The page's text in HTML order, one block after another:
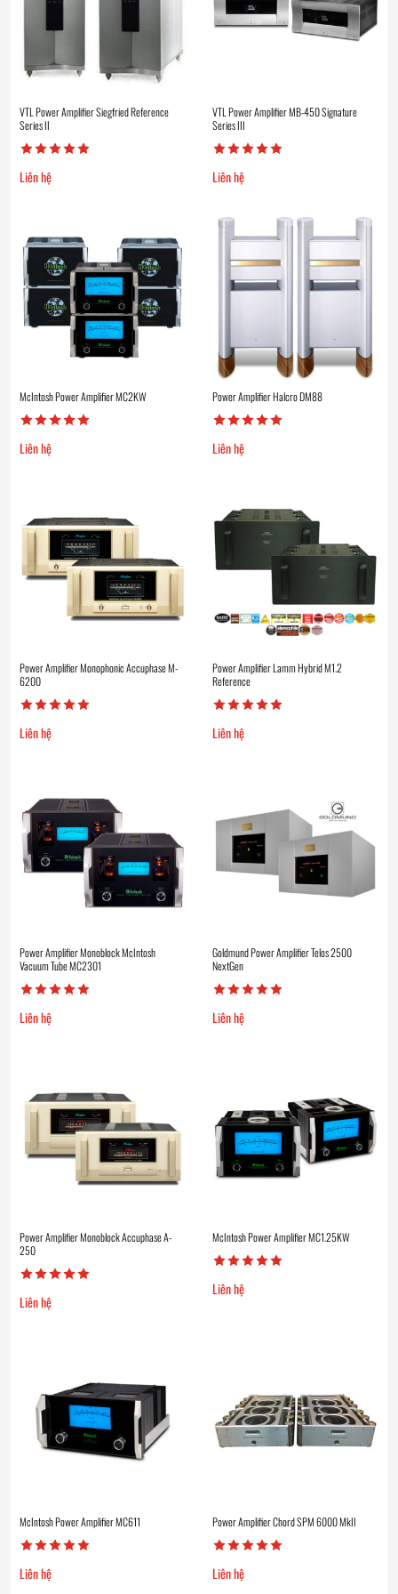
VTL Power Amplifier Siegfried Reference
Series II
Liên hệ
VTL Power Amplifier MB-450 Signature
Series III
Liên hệ
McIntosh Power Amplifier MC2KW
Liên hệ
Power Amplifier Halcro DM88
Liên hệ
Power Amplifier Monophonic Accuphase M-
6200
Liên hệ
Power Amplifier Lamm Hybrid M1.2
Reference
Liên hệ
Power Amplifier Monoblock McIntosh
Vacuum Tube MC2301
Liên hệ
Goldmund Power Amplifier Telos 2500
NextGen
Liên hệ
Power Amplifier Monoblock Accuphase A-
250
Liên hệ
McIntosh Power Amplifier MC1.25KW
Liên hệ
McIntosh Power Amplifier MC611
Liên hệ
Power Amplifier Chord SPM 6000 MkII
Liên hệ